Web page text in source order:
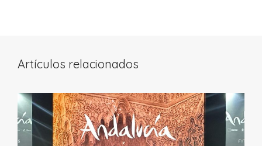
Artículos relacionados